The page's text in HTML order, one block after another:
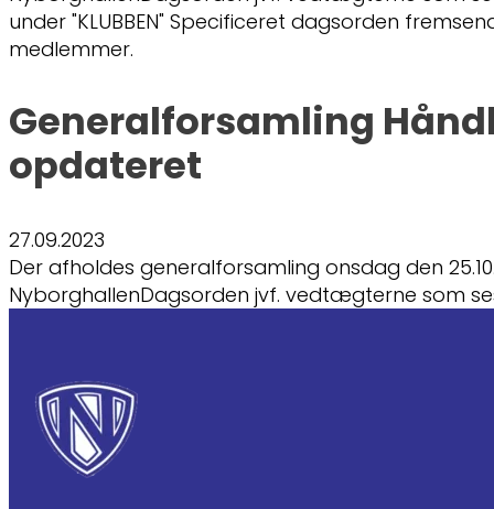
under "KLUBBEN" Specificeret dagsorden
medlemmer.
Generalforsamling
opdateret
27.09.2023
Der afholdes generalforsamling onsdag den
NyborghallenDagsorden jvf. vedtægterne som